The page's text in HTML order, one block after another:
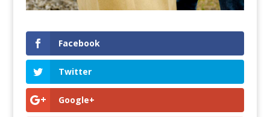
Facebook
Twitter
Google+